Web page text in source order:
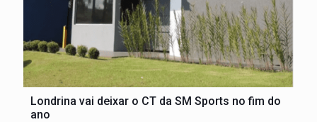
Londrina vai deixar o CT da SM Sports no fim do
ano